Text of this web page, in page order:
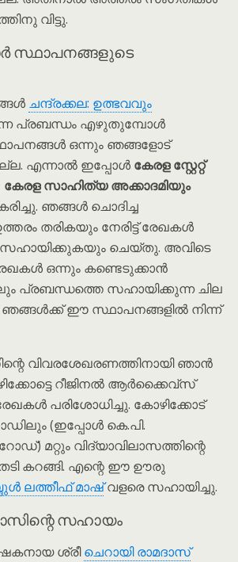
വിട്ടു.
സ്ഥാപനങ്ങളുടെ
ചന്ദ്രക്കല: ഉത്ഭവവും
പ്രബന്ധം എഴുതുമ്പോൾ
ഒന്നും ഞങ്ങളോട്
എന്നാൽ ഇപ്പോൾ കേരള സ്റ്റേറ്റ്
കേരള സാഹിത്യ അക്കാദമിയും
ഞങ്ങൾ ചൊദിച്ച
തരികയും നേരിട്ട് രേഖകൾ
സഹായിക്കുകയും ചെയ്തു. അവിടെ
ഒന്നും കണ്ടെടുക്കാൻ
പ്രബന്ധത്തെ സഹായിക്കുന്ന ചില
ഈ സ്ഥാപനങ്ങളിൽ നിന്ന്
വിവരശേഖരണത്തിനായി ഞാൻ
റീജിനൽ ആർക്കൈവ്സ്
പരിശോധിച്ചു. കോഴിക്കോട്
(ഇപ്പോൾ കെ.പി.
മറ്റും വിദ്യാവിലാസത്തിന്റെ
കറങ്ങി. എന്റെ ഈ ഊരു
ലത്തീഫ് മാഷ്വളരെ സഹായിച്ചു.
സഹായം
ശ്രീചെറായി രാമദാസ്